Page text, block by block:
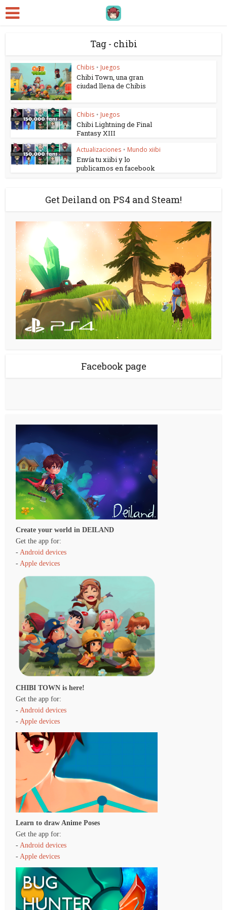
Tag - chibi
Chibis • Juegos
Chibi Town, una gran
ciudad llena de Chibis
Chibis • Juegos
Chibi Lightning de Final
Fantasy XIII
Actualizaciones • Mundo xiibi
Envía tu xiibi y lo
publicamos en facebook
Get Deiland on PS4 and Steam!
Facebook page
Create your world in DEILAND
Get the app for:
-Android devices
-Apple devices
CHIBI TOWN is here!
Get the app for:
-Android devices
-Apple devices
Learn to draw Anime Poses
Get the app for:
- Android devices
- Apple devices